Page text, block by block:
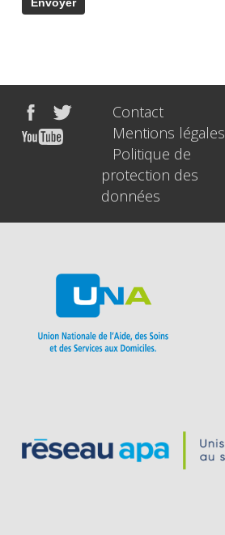
Contact
Mentions légales
Politique de
protection des
données